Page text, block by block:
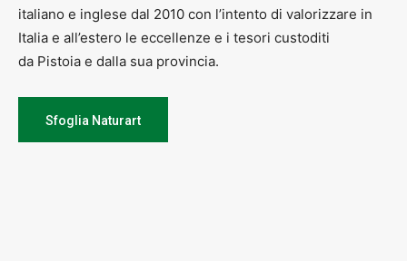
italiano e inglese dal 2010 con l’intento di valorizzare in
Italia e all’estero le eccellenze e i tesori custoditi
da Pistoia e dalla sua provincia.
Sfoglia Naturart